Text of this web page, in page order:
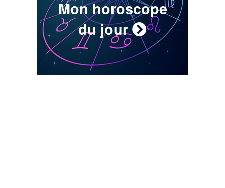
Mon horoscope
du jour